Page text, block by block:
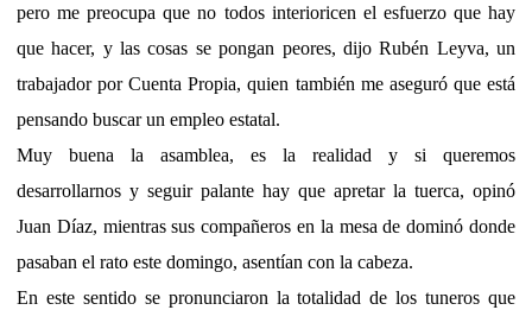
pero me preocupa que no todos interioricen el esfuerzo que hay
que hacer, y las cosas se pongan peores, dijo Rubén Leyva, un
trabajador por Cuenta Propia, quien también me aseguró que está
pensando buscar un empleo estatal.
Muy buena la asamblea, es la realidad y si queremos
desarrollarnos y seguir palante hay que apretar la tuerca, opinó
Juan Díaz, mientras sus compañeros en la mesa de dominó donde
pasaban el rato este domingo, asentían con la cabeza.
En este sentido se pronunciaron la totalidad de los tuneros que